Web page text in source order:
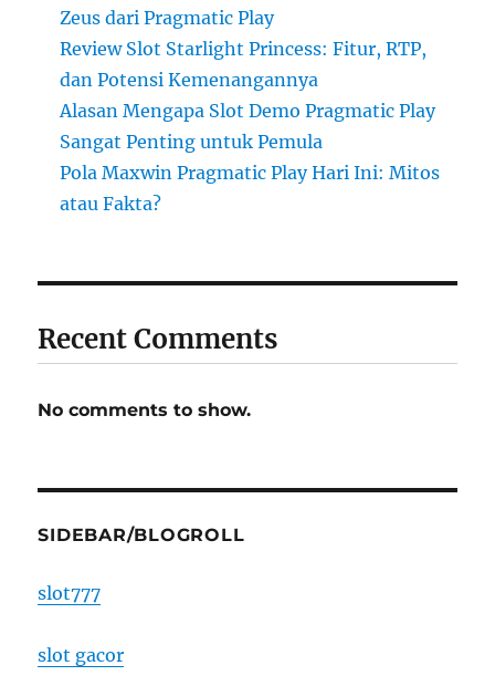
Zeus dari Pragmatic Play
Review Slot Starlight Princess: Fitur, RTP,
dan Potensi Kemenangannya
Alasan Mengapa Slot Demo Pragmatic Play
Sangat Penting untuk Pemula
Pola Maxwin Pragmatic Play Hari Ini: Mitos
atau Fakta?
Recent Comments
No comments to show.
SIDEBAR/BLOGROLL
slot777
slot gacor